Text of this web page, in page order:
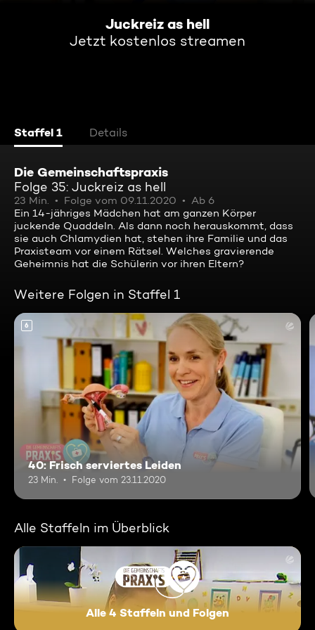
Juckreiz as hell
Jetzt kostenlos streamen
Staffel 1 Details
Die Gemeinschaftspraxis
Folge 35: Juckreiz as hell
23 Min. Folge vom 09.11.2020
Ab 6
Ein 14-jähriges Mädchen hat am ganzen Körper
juckende Quaddeln. Als dann noch herauskommt, dass
sie auch Chlamydien hat, stehen ihre Familie und das
Praxisteam vor einem Rätsel. Welches gravierende
Geheimnis hat die Schülerin vor ihren Eltern?
Weitere Folgen in Staffel 1
6
40: Frisch serviertes Leiden
23 Min. Folge vom 23.11.2020
Alle Staffeln im Überblick
Alle 4 Staffeln und Folgen